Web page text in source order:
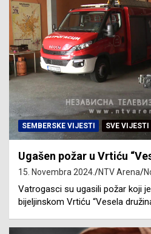
SEMBERSKE VIJESTI SVE VIJESTI
Ugašen požar u Vrtiću
15. Novembra 2024. NTV Arena
Vatrogasci su ugasili požar koji
bijeljinskom Vrtiću “Vesela